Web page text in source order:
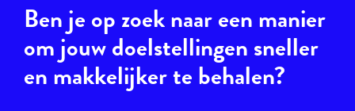
Ben je op zoek naar een manier
om jouw doelstellingen sneller
en makkelijker te behalen?